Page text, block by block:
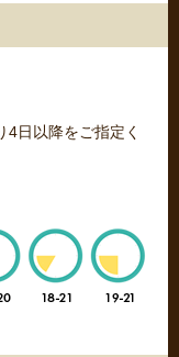
日以降をご指定く